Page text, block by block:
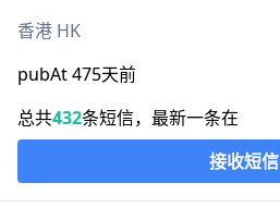
香港 HK
pubAt 475天前
总共432条短信，最新一条在
接收短信